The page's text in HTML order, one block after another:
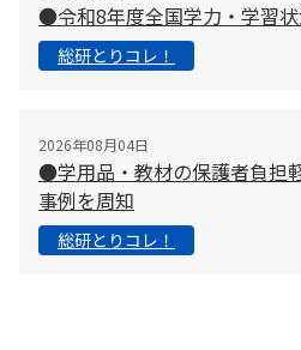
●令和8年度全国学力・学習
総研とりコレ！
2026年08月04日
●学用品・教材の保護者負担
事例を周知
総研とりコレ！